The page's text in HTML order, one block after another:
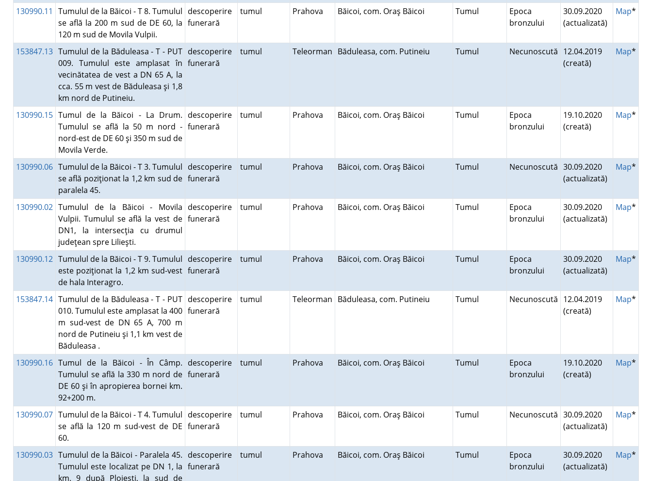
130990.11
Tumulul de la Băicoi - T 8. Tumulul
se află la 200 m sud de DE 60, la
120 m sud de Movila Vulpii.
descoperire
funerară
tumul Prahova Băicoi, com. Oraş Băicoi Tumul
Epoca
bronzului
30.09.2020
(actualizată)
Map*
153847.13 Tumulul de la Băduleasa - T - PUT
009. Tumulul este amplasat în
vecinătatea de vest a DN 65 A, la
cca. 55 m vest de Băduleasa şi 1,8
km nord de Putineiu.
descoperire
funerară
tumul Teleorman Băduleasa, com. Putineiu Tumul Necunoscută 12.04.2019
(creată)
Map*
130990.15 Tumul de la Băicoi - La Drum.
Tumulul se află la 50 m nord -
nord-est de DE 60 şi 350 m sud de
Movila Verde.
descoperire
funerară
tumul Prahova Băicoi, com. Oraş Băicoi Tumul
Epoca
bronzului
19.10.2020
(creată)
Map*
130990.06 Tumulul de la Băicoi - T 3. Tumulul
se află poziţionat la 1,2 km sud de
paralela 45.
descoperire
funerară
tumul Prahova Băicoi, com. Oraş Băicoi Tumul Necunoscută 30.09.2020
(actualizată)
Map*
130990.02 Tumulul de la Băicoi - Movila
Vulpii. Tumulul se află la vest de
DN1, la intersecţia cu drumul
judeţean spre Lilieşti.
descoperire
funerară
tumul Prahova Băicoi, com. Oraş Băicoi Tumul
Epoca
bronzului
30.09.2020
(actualizată)
Map*
130990.12 Tumulul de la Băicoi - T 9. Tumulul
este poziţionat la 1,2 km sud-vest
de hala Interagro.
descoperire
funerară
tumul Prahova Băicoi, com. Oraş Băicoi Tumul
Epoca
bronzului
30.09.2020
(actualizată)
Map*
153847.14 Tumulul de la Băduleasa - T - PUT
010. Tumulul este amplasat la 400
m sud-vest de DN 65 A, 700 m
nord de Putineiu şi 1,1 km vest de
Băduleasa .
descoperire
funerară
tumul Teleorman Băduleasa, com. Putineiu Tumul Necunoscută 12.04.2019
(creată)
Map*
130990.16 Tumul de la Băicoi - În Câmp.
Tumulul se află la 330 m nord de
DE 60 şi în apropierea bornei km.
92+200 m.
descoperire
funerară
tumul Prahova Băicoi, com. Oraş Băicoi Tumul
Epoca
bronzului
19.10.2020
(creată)
Map*
130990.07 Tumulul de la Băicoi - T 4. Tumulul
se află la 120 m sud-vest de DE
60.
descoperire
funerară
tumul Prahova Băicoi, com. Oraş Băicoi Tumul Necunoscută 30.09.2020
(actualizată)
Map*
130990.03 Tumulul de la Băicoi - Paralela 45.
Tumulul este localizat pe DN 1, la
km. 9 după Ploieşti, la sud de
descoperire
funerară
tumul Prahova Băicoi, com. Oraş Băicoi Tumul
Epoca
bronzului
30.09.2020
(actualizată)
Map*